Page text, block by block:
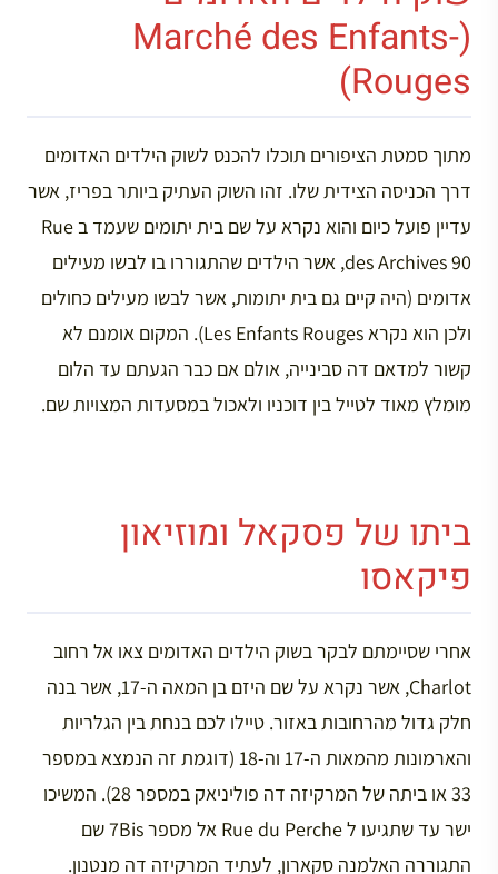
(Marché des Enfants-
Rouges)
מתוך סמטת הציפורים תוכלו להכנס לשוק הילדים האדומים
דרך הכניסה הצידית שלו. זהו השוק העתיק ביותר בפריז, אשר
עדיין פועל כיום והוא נקרא על שם בית יתומים שעמד ב Rue
des Archives 90, אשר הילדים שהתגוררו בו לבשו מעילים
אדומים (היה קיים גם בית יתומות, אשר לבשו מעילים כחולים
ולכן הוא נקרא Les Enfants Rouges). המקום אומנם לא
קשור למדאם דה סבינייה, אולם אם כבר הגעתם עד הלום
מומלץ מאוד לטייל בין דוכניו ולאכול במסעדות המצויות שם.
ביתו של פסקאל ומוזיאון
פיקאסו
אחרי שסיימתם לבקר בשוק הילדים האדומים צאו אל רחוב
Charlot, אשר נקרא על שם היזם בן המאה ה-17, אשר בנה
חלק גדול מהרחובות באזור. טיילו לכם בנחת בין הגלריות
והארמונות מהמאות ה-17 וה-18 (דוגמת זה הנמצא במספר
33 או ביתה של המרקיזה דה פוליניאק במספר 28). המשיכו
ישר עד שתגיעו ל Rue du Perche אל מספר 7Bis שם
התגוררה האלמנה סקארון, לעתיד המרקיזה דה מנטנון.